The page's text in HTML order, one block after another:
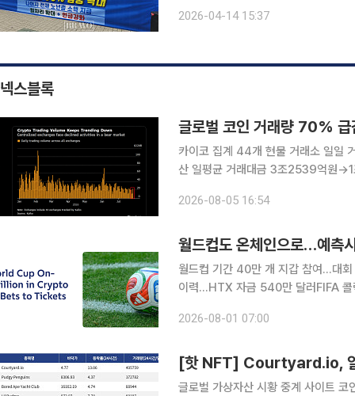
연금 재설계와 노후 소득 구조 개편’
2026-04-14 15:37
넥스블록
글로벌 코인 거래량 70%
카이코 집계 44개 현물 거래소 일일
산 일평균 거래대금 3조2539억원
데이터를 인용해 공개한 자료에 따르
2026-08-05 16:54
월드컵도 온체인으로…예측
월드컵 기간 40만 개 지갑 참여…대
이력…HTX 자금 540만 달러FIFA 콜
나타났다. FIFA의 공식 디지털 수집품
2026-08-01 07:00
[핫 NFT] Courtyard.io,
글로벌 가상자산 시황 중계 사이트